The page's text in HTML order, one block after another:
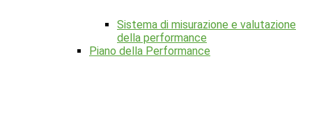
Sistema di misurazione e valutazione
della performance
Piano della Performance